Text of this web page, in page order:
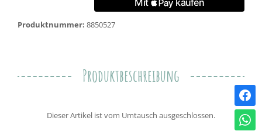
Produktnummer: 8850527
Produktbeschreibung
Dieser Artikel ist vom Umtausch ausgeschlossen.